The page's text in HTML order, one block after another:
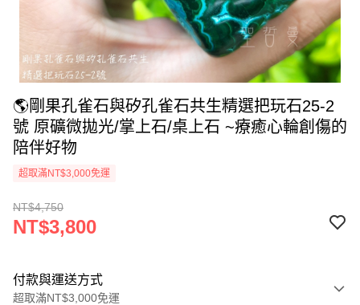
🌎剛果孔雀石與矽孔雀石共生精選把玩石25-2
號 原礦微拋光/掌上石/桌上石 ~療癒心輪創傷的
陪伴好物
超取滿NT$3,000免運
NT$4,750
NT$3,800
付款與運送方式
超取滿NT$3,000免運